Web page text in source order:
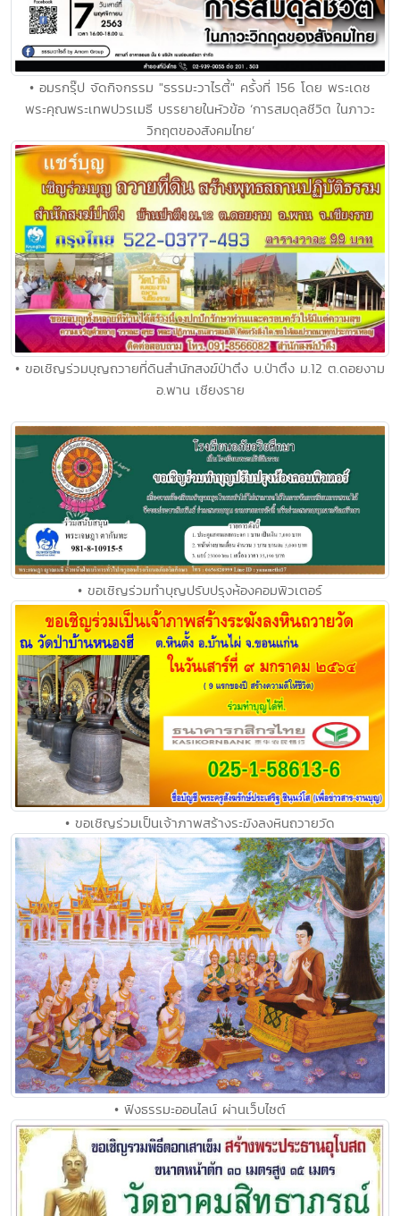
• อมรกรุ๊ป จัดกิจกรรม "ธรรมะวาไรตี้" ครั้งที่ 156 โดย พระเดช
พระคุณพระเทพปวรเมธี บรรยายในหัวข้อ ‘การสมดุลชีวิต ในภาวะ
วิกฤตของสังคมไทย’
• ขอเชิญร่วมบุญถวายที่ดินสำนักสงฆ์ป่าตึง บ.ป่าตึง ม.12 ต.ดอยงาม
อ.พาน เชียงราย
• ขอเชิญร่วมทำบุญปรับปรุงห้องคอมพิวเตอร์
• ขอเชิญร่วมเป็นเจ้าภาพสร้างระฆังลงหินถวายวัด
• ฟังธรรมะออนไลน์ ผ่านเว็บไซต์